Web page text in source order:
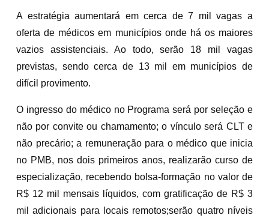
A estratégia aumentará em cerca de 7 mil vagas a
oferta de médicos em municípios onde há os maiores
vazios assistenciais. Ao todo, serão 18 mil vagas
previstas, sendo cerca de 13 mil em municípios de
difícil provimento.
O ingresso do médico no Programa será por seleção e
não por convite ou chamamento; o vínculo será CLT e
não precário; a remuneração para o médico que inicia
no PMB, nos dois primeiros anos, realizarão curso de
especialização, recebendo bolsa-formação no valor de
R$ 12 mil mensais líquidos, com gratificação de R$ 3
mil adicionais para locais remotos;serão quatro níveis